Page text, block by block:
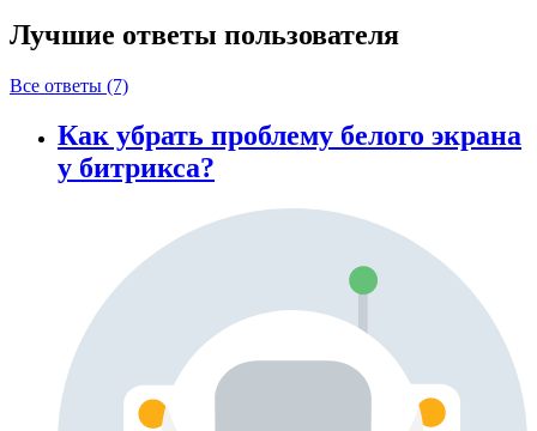
Лучшие ответы пользователя
Все ответы (7)
Как убрать проблему белого экрана
у битрикса?